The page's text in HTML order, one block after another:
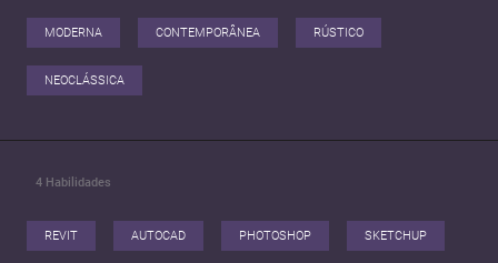
destes projetos.
MODERNA CONTEMPORÂNEA RÚSTICO
NEOCLÁSSICA
4 Habilidades
REVIT AUTOCAD PHOTOSHOP SKETCHUP